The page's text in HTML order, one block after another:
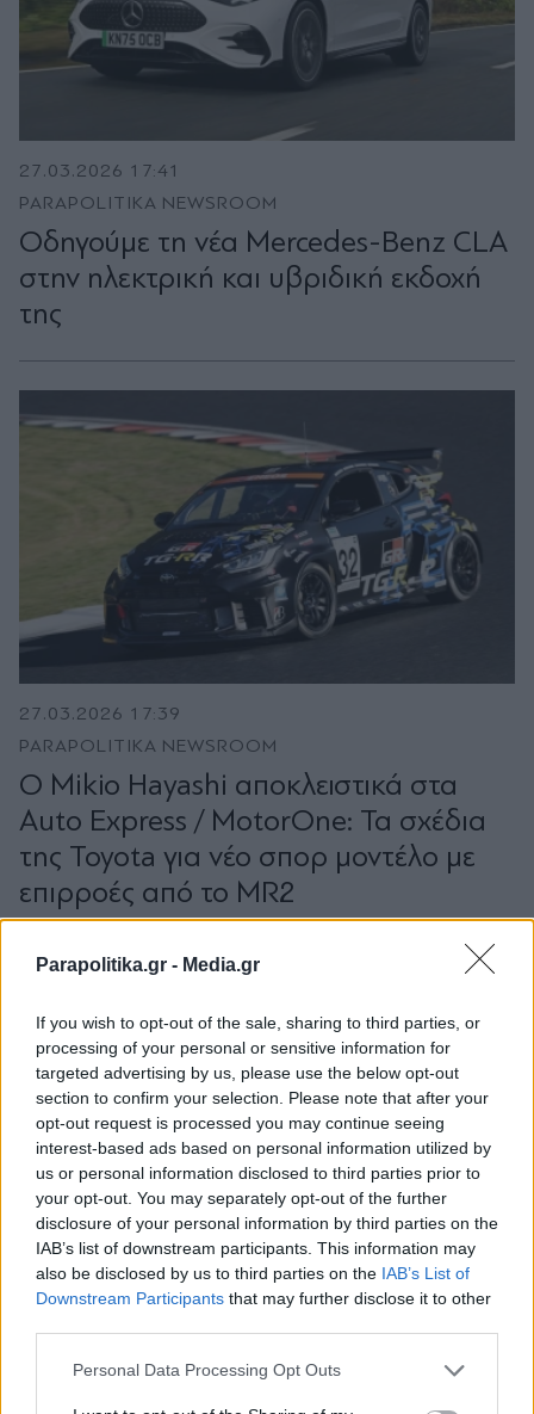
Parapolitika.gr - Media.gr
If you wish to opt-out of the sale, sharing to third parties, or
processing of your personal or sensitive information for
targeted advertising by us, please use the below opt-out
section to confirm your selection. Please note that after your
opt-out request is processed you may continue seeing
interest-based ads based on personal information utilized by
us or personal information disclosed to third parties prior to
your opt-out. You may separately opt-out of the further
disclosure of your personal information by third parties on the
IAB’s list of downstream participants. This information may
also be disclosed by us to third parties on the IAB’s List of
Downstream Participants that may further disclose it to other
Personal Data Processing Opt Outs
27.03.2026 17:41
PARAPOLITIKA NEWSROOM
Οδηγούμε τη νέα Mercedes-Benz CLA
στην ηλεκτρική και υβριδική εκδοχή
της
27.03.2026 17:39
PARAPOLITIKA NEWSROOM
O Mikio Hayashi αποκλειστικά στα
Auto Express / MotorOne: Τα σχέδια
της Toyota για νέο σπορ μοντέλο με
επιρροές από το MR2
27.03.2026 17:37
VIDEO: Αυτό είναι το D-SUV που η
Εγγραφή στο newsletter